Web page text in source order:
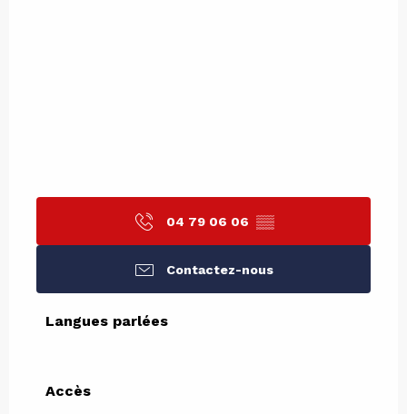
04 79 06 06 ▒▒
Contactez-nous
Langues parlées
Langues parlées
Accès
Accès